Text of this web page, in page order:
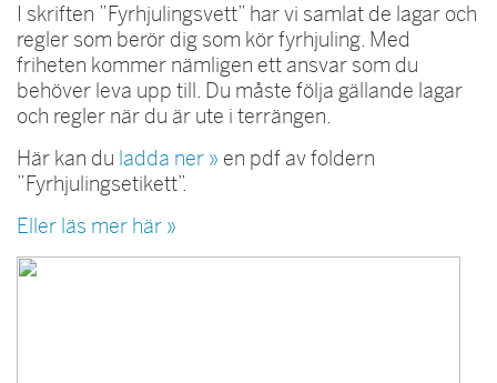
I skriften ”Fyrhjulingsvett” har vi samlat de lagar och
regler som berör dig som kör fyrhjuling. Med
friheten kommer nämligen ett ansvar som du
behöver leva upp till. Du måste följa gällande lagar
och regler när du är ute i terrängen.
Här kan du ladda ner » en pdf av foldern
”Fyrhjulingsetikett”.
Eller läs mer här »